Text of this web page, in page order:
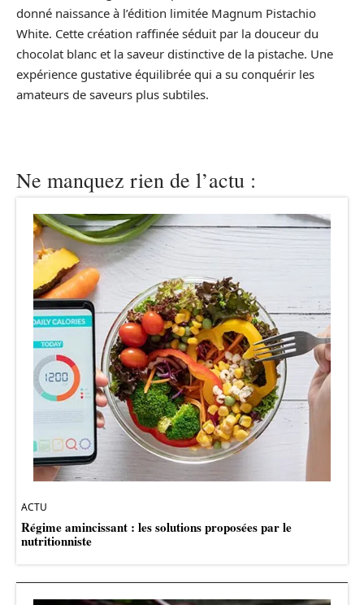
donné naissance à l’édition limitée Magnum Pistachio
White. Cette création raffinée séduit par la douceur du
chocolat blanc et la saveur distinctive de la pistache. Une
expérience gustative équilibrée qui a su conquérir les
amateurs de saveurs plus subtiles.
Ne manquez rien de l’actu :
ACTU
Régime amincissant : les solutions proposées par le
nutritionniste